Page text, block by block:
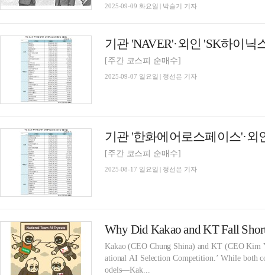
2025-09-09 화요일 | 박슬기 기자
[주간 코스피 순매수]
2025-09-07 일요일 | 정선은 기자
[주간 코스피 순매수]
2025-08-17 일요일 | 정선은 기자
Kakao (CEO Chung Shina) and KT (CEO Kim
ational AI Selection Competition.’ While both
odels—Kak...